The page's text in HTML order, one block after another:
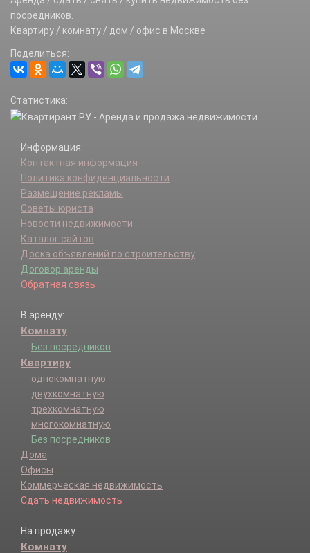
посредников.
Квартиру / комнату / дом / офис в Москве
Поделиться:
Статистика:
Информация:
Контактная информация
Политика конфиденциальности
Размещение рекламы
Советы юриста
Новости недвижимости
Каталог сайтов
Доска объявлений по строительству
Договор аренды
Обратная связь
В аренду:
Комнату
Без посредников
Квартиру
однокомнатную
двухкомнатную
трехкомнатную
многокомнатную
Без посредников
Дома
Офисы
Коммерческая недвижимость
Сдать недвижимость
На продажу:
Комнату